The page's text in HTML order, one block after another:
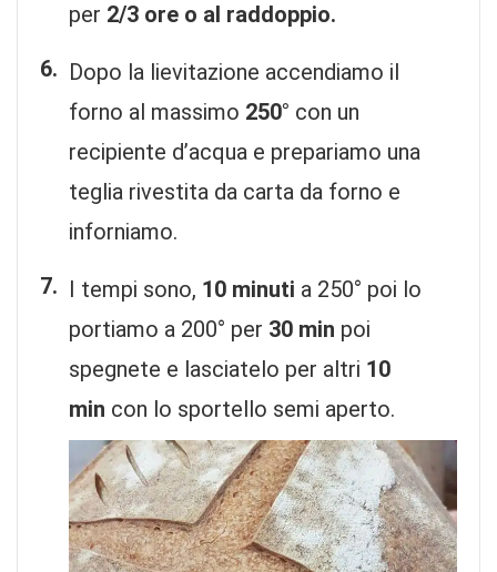
per 2/3 ore o al raddoppio.
Dopo la lievitazione accendiamo il
forno al massimo 250° con un
recipiente d’acqua e prepariamo una
teglia rivestita da carta da forno e
inforniamo.
I tempi sono, 10 minuti a 250° poi lo
portiamo a 200° per 30 min poi
spegnete e lasciatelo per altri 10
min con lo sportello semi aperto.